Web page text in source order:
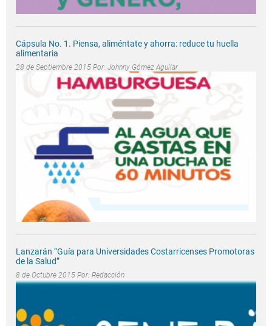
Cápsula No. 1. Piensa, aliméntate y ahorra: reduce tu huella
alimentaria
28 de Septiembre 2015 Por: Johnny Gómez Aguilar
Lanzarán “Guía para Universidades Costarricenses Promotoras
de la Salud”
8 de Octubre 2015 Por: Redacción